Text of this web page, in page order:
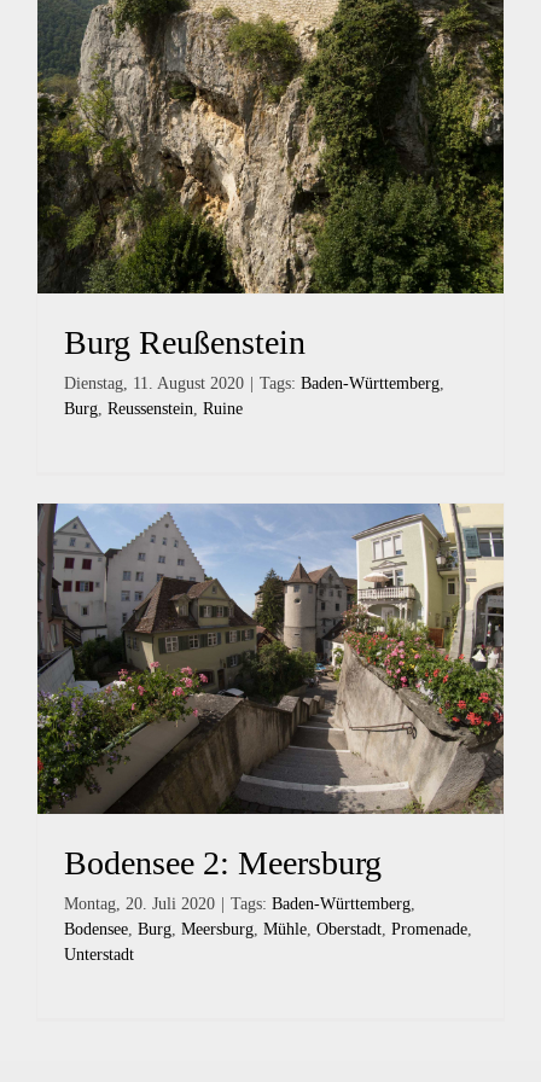
Burg Reußenstein
Dienstag, 11. August 2020 Tags: Baden-Württemberg,
Burg, Reussenstein, Ruine
Bodensee 2: Meersburg
Montag, 20. Juli 2020 Tags: Baden-Württemberg,
Bodensee, Burg, Meersburg, Mühle, Oberstadt, Promenade,
Unterstadt